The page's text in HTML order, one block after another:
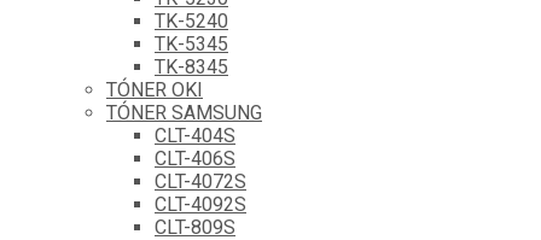
TK-5240
TK-5345
TK-8345
TÓNER OKI
TÓNER SAMSUNG
CLT-404S
CLT-406S
CLT-4072S
CLT-4092S
CLT-809S